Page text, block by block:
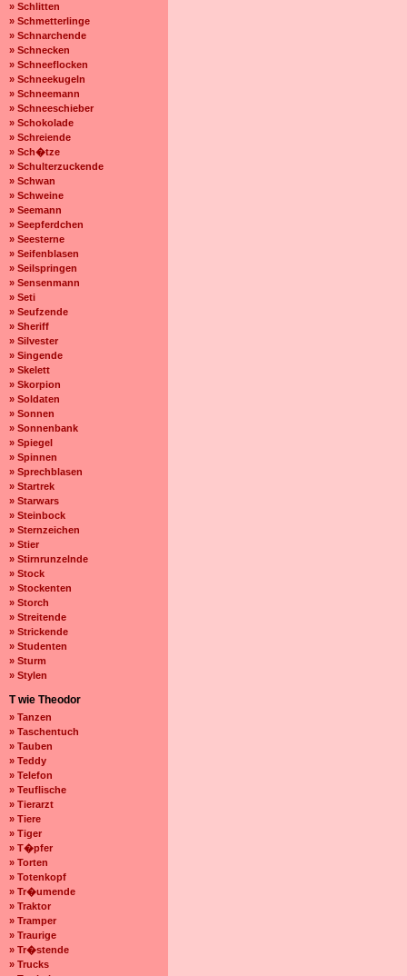
» Schlitten
» Schmetterlinge
» Schnarchende
» Schnecken
» Schneeflocken
» Schneekugeln
» Schneemann
» Schneeschieber
» Schokolade
» Schreiende
» Sch�tze
» Schulterzuckende
» Schwan
» Schweine
» Seemann
» Seepferdchen
» Seesterne
» Seifenblasen
» Seilspringen
» Sensenmann
» Seti
» Seufzende
» Sheriff
» Silvester
» Singende
» Skelett
» Skorpion
» Soldaten
» Sonnen
» Sonnenbank
» Spiegel
» Spinnen
» Sprechblasen
» Startrek
» Starwars
» Steinbock
» Sternzeichen
» Stier
» Stirnrunzelnde
» Stock
» Stockenten
» Storch
» Streitende
» Strickende
» Studenten
» Sturm
» Stylen
T wie Theodor
» Tanzen
» Taschentuch
» Tauben
» Teddy
» Telefon
» Teuflische
» Tierarzt
» Tiere
» Tiger
» T�pfer
» Torten
» Totenkopf
» Tr�umende
» Traktor
» Tramper
» Traurige
» Tr�stende
» Trucks